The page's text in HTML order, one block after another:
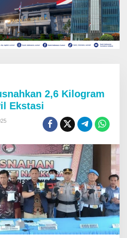
2,6 Kilogram
Ekstasi